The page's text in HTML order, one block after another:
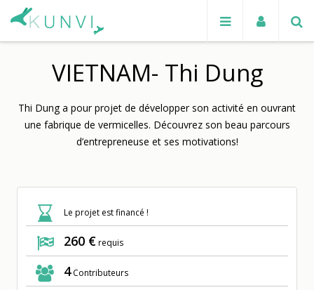
VIETNAM- Thi Dung
Thi Dung a pour projet de développer son activité en ouvrant
une fabrique de vermicelles. Découvrez son beau parcours
d’entrepreneuse et ses motivations!
Previ
ous
Next
Le projet est financé !
260 €requis
4Contributeurs